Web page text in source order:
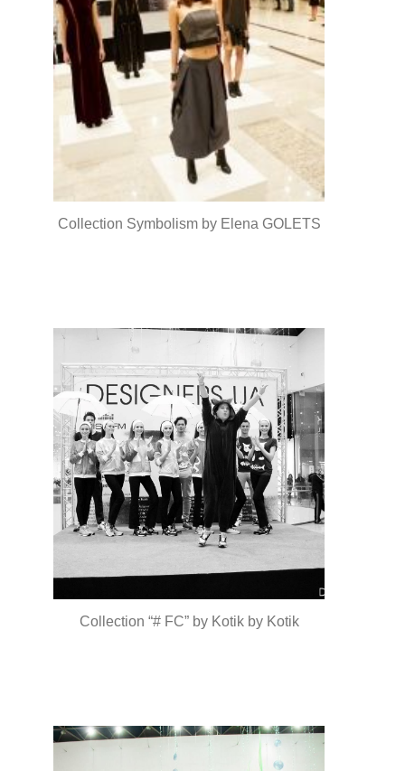
Collection Symbolism by Elena GOLETS
Collection “# FC” by Kotik by Kotik